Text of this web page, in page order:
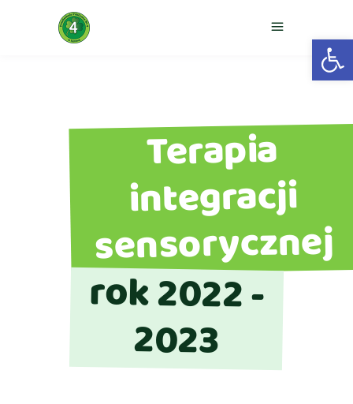
Terapia
integracji
sensorycznej
rok 2022 -
2023